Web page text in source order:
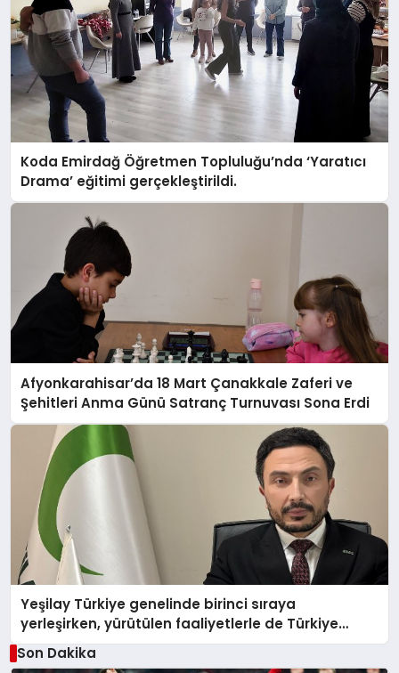
Koda Emirdağ Öğretmen Topluluğu’nda ‘Yaratıcı
Drama’ eğitimi gerçekleştirildi.
Afyonkarahisar’da 18 Mart Çanakkale Zaferi ve
Şehitleri Anma Günü Satranç Turnuvası Sona Erdi
Yeşilay Türkiye genelinde birinci sıraya
yerleşirken, yürütülen faaliyetlerle de Türkiye
üçüncüsü oldu.
Son Dakika